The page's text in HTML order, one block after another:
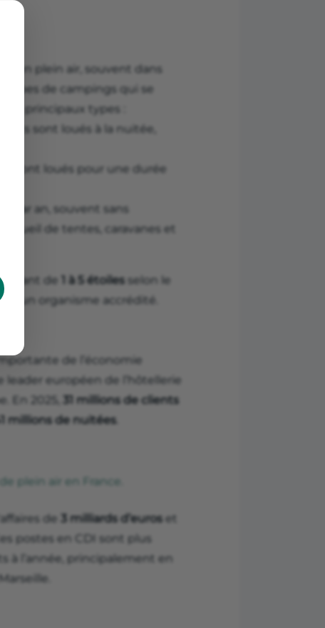
en plein air, souvent dans
types de campings qui se
principaux types :
sont loués à la nuitée,
sont loués pour une durée
par an, souvent sans
de tentes, caravanes et
allant de 1 à 5 étoilesselon le
un organisme accrédité.
de l’économie
leader européen de l’hôtellerie
En 2025,
31 millions de clients
millions de nuitées.
plein air en France.
de 3 milliards d’euroset
postes en CDI sont plus
à l’année, principalement en